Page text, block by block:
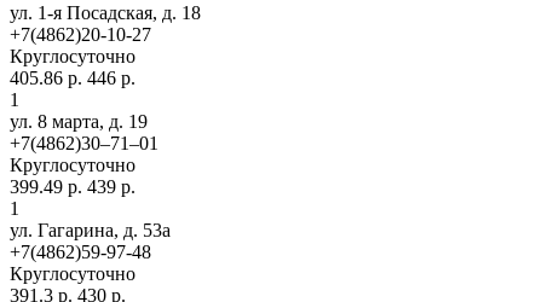
ул. 1-я Посадская, д. 18
+7(4862)20-10-27
Круглосуточно
405.86 р. 446 р.
1
ул. 8 марта, д. 19
+7(4862)30‒71‒01
Круглосуточно
399.49 р. 439 р.
1
ул. Гагарина, д. 53а
+7(4862)59-97-48
Круглосуточно
391.3 р. 430 р.